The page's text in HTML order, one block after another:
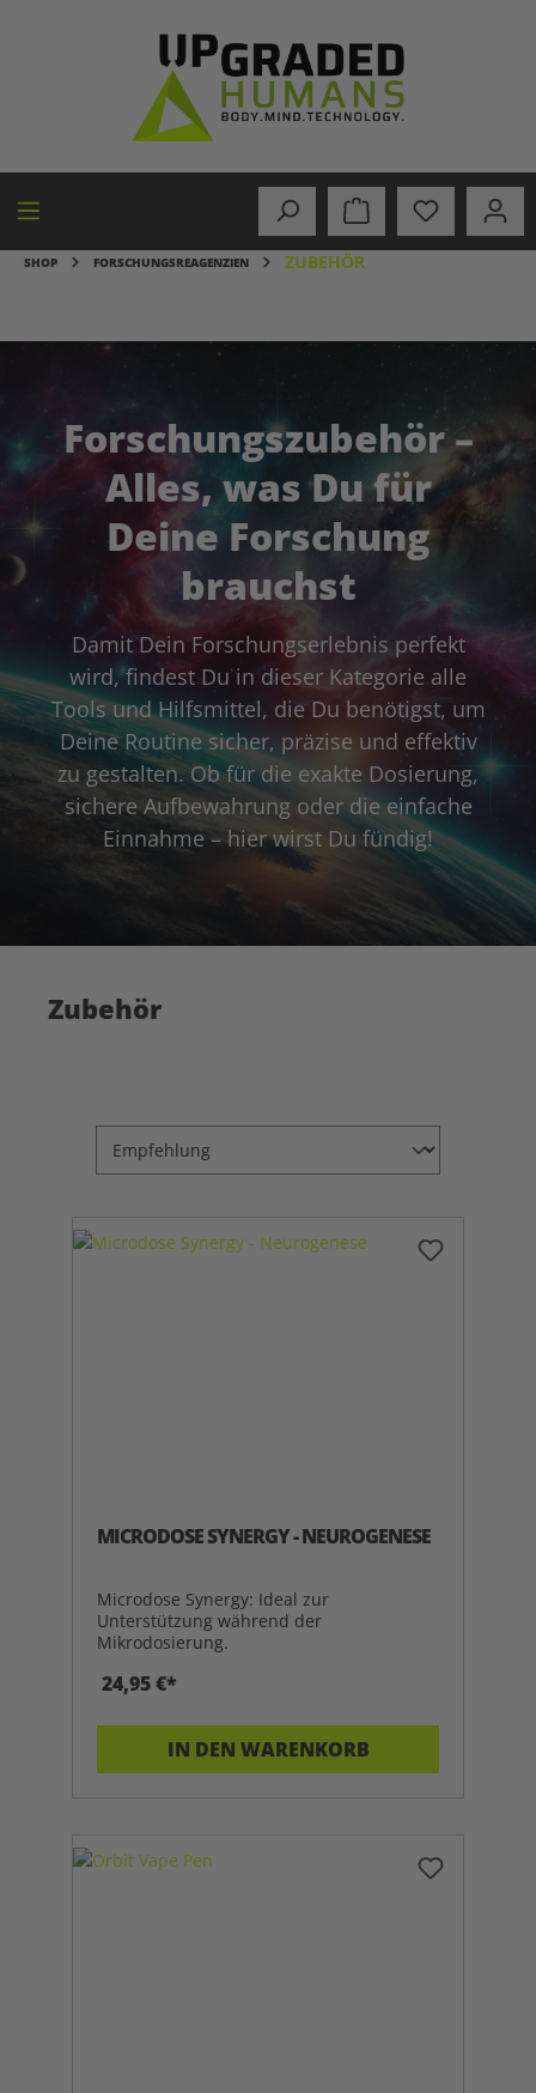
SHOP FORSCHUNGSREAGENZIEN ZUBEHÖR
Forschungszubehör –
Alles, was Du für
Deine Forschung
brauchst
Damit Dein Forschungserlebnis perfekt
wird, findest Du in dieser Kategorie alle
Tools und Hilfsmittel, die Du benötigst, um
Deine Routine sicher, präzise und effektiv
zu gestalten. Ob für die exakte Dosierung,
sichere Aufbewahrung oder die einfache
Einnahme – hier wirst Du fündig!
Zubehör
MICRODOSE SYNERGY - NEUROGENESE
Microdose Synergy: Ideal zur
Unterstützung während der
Mikrodosierung.
24,95 €*
IN DEN WARENKORB